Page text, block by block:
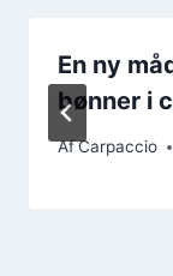
En ny
bønner i
AfCarpaccio